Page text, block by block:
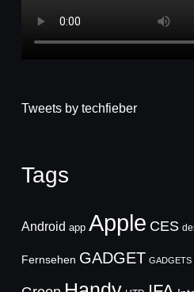
Tweets by techfieber
Tags
Android app Apple CES
Fernsehen GADGET GADGETS